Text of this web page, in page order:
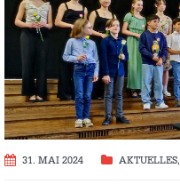
31. MAI 2024 AKTUELLES,